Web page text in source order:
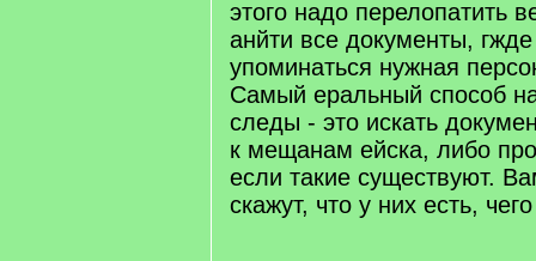
этого надо перелопатить
анйти все документы,
упоминаться нужная
Самый еральный способ
следы - это искать
к мещанам ейска, либо
если такие существуют.
скажут, что у них есть,